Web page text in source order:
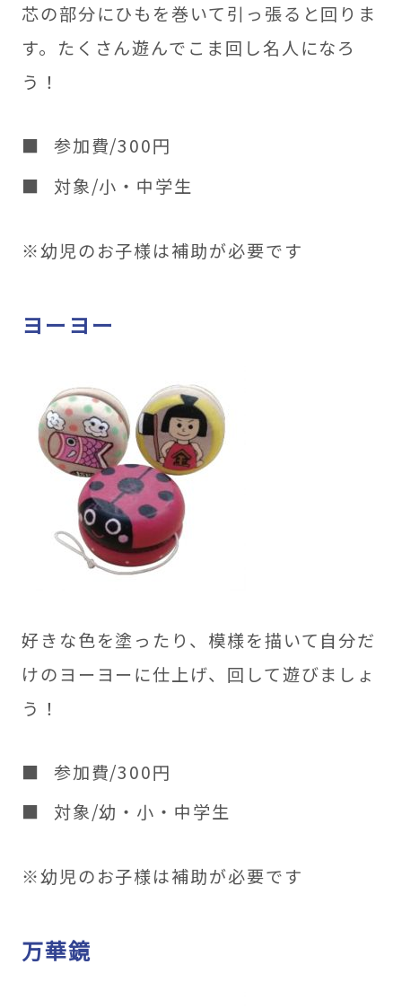
芯の部分にひもを巻いて引っ張ると回りま
す。たくさん遊んでこま回し名人になろ
う！
参加費/300円
対象/小・中学生
※幼児のお子様は補助が必要です
ヨーヨー
好きな色を塗ったり、模様を描いて自分だ
けのヨーヨーに仕上げ、回して遊びましょ
う！
参加費/300円
対象/幼・小・中学生
※幼児のお子様は補助が必要です
万華鏡